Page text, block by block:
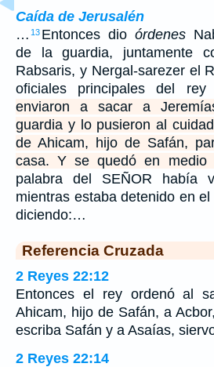
Caída de Jerusalén
… 13 Entonces dio órdenes
de la guardia, juntamente
Rabsaris, y Nergal-sarezer el
oficiales principales del
enviaron a sacar a
guardia y lo pusieron al
de Ahicam, hijo de Safán,
casa. Y se quedó en medio
palabra del SEÑOR había
mientras estaba detenido en
diciendo:…
Referencia Cruzada
2 Reyes 22:12
Entonces el rey ordenó al
Ahicam, hijo de Safán, a
escriba Safán y a Asaías,
2 Reyes 22:14